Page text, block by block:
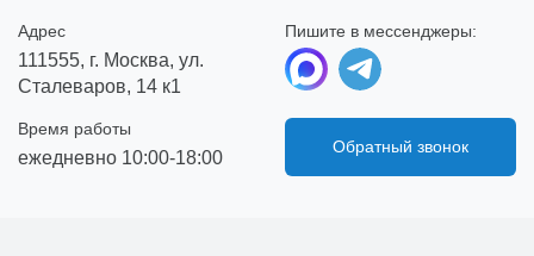
Адрес
111555, г. Москва, ул.
Сталеваров, 14 к1
Пишите в мессенджеры:
Время работы
ежедневно 10:00-18:00
Обратный звонок